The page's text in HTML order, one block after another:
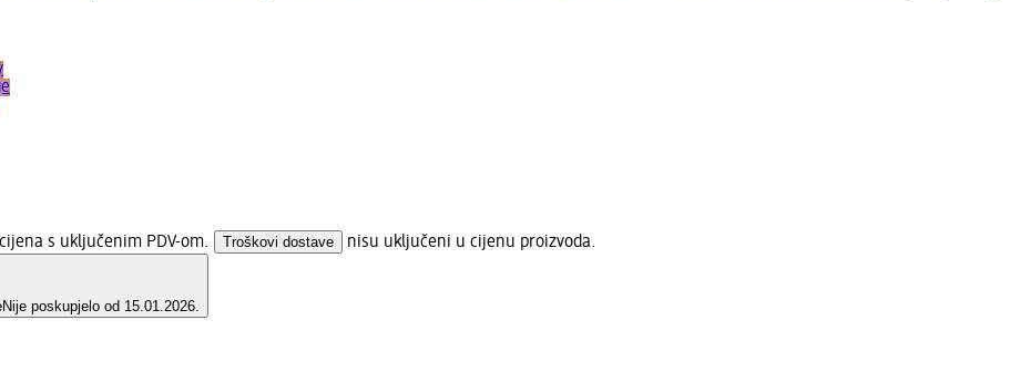
s uključenim PDV-om. Troškovi dostave nisu uključeni u cijenu proizvoda.
Nije poskupjelo od 15.01.2026.